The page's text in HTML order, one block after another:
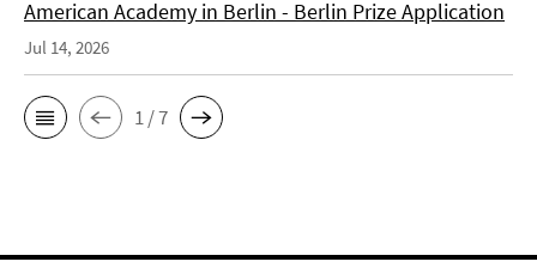
American Academy in Berlin - Berlin Prize Application
Jul 14, 2026
1 / 7